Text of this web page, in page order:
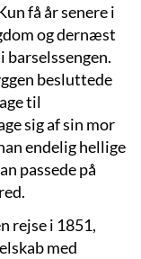
få år senere i
og dernæst
barselssengen.
besluttede
til
sig af sin mor
endelig hellige
passede på
rejse i 1851,
med